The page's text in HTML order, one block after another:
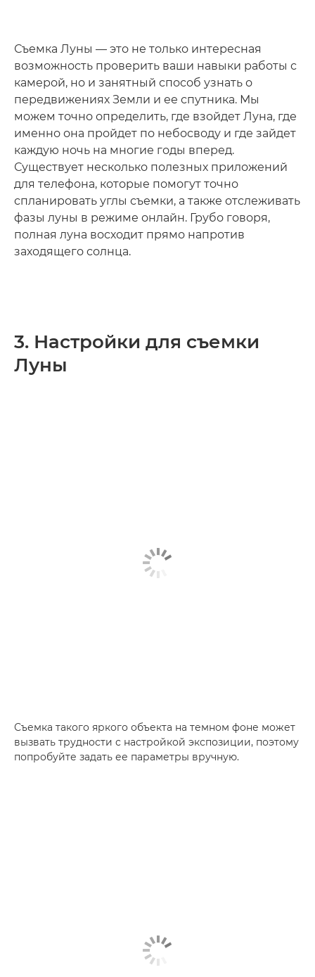
Съемка Луны — это не только интересная
возможность проверить ваши навыки работы с
камерой, но и занятный способ узнать о
передвижениях Земли и ее спутника. Мы
можем точно определить, где взойдет Луна, где
именно она пройдет по небосводу и где зайдет
каждую ночь на многие годы вперед.
Существует несколько полезных приложений
для телефона, которые помогут точно
спланировать углы съемки, а также отслеживать
фазы луны в режиме онлайн. Грубо говоря,
полная луна восходит прямо напротив
заходящего солнца.
3. Настройки для съемки
Луны
Съемка такого яркого объекта на темном фоне может
вызвать трудности с настройкой экспозиции, поэтому
попробуйте задать ее параметры вручную.